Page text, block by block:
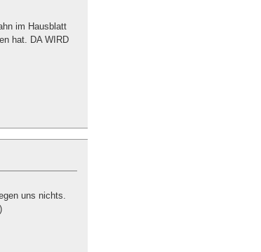
im Hausblatt
hat. DA WIRD
uns nichts.